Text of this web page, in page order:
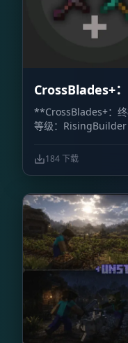
CrossBlades+
CrossBlades+:
**CrossBlades+：终极 PVP
等级：RisingBuilder **插件简介** CrossBlades+ 是
技场决斗系统。玩
预览套装，并立即参
了更直观的操作方式
就会自动处理排队、
复。 **主要功能** - **可视化箱子菜单：** 通过库存
式界面选择游戏模式
**快捷菜单物品：**
开主决斗菜单、挑战
团队模式：** 支持
5v5 团队决斗。人数
将玩家传送至竞技
种套装最多可配置
比赛结束后，系统会
184 下载